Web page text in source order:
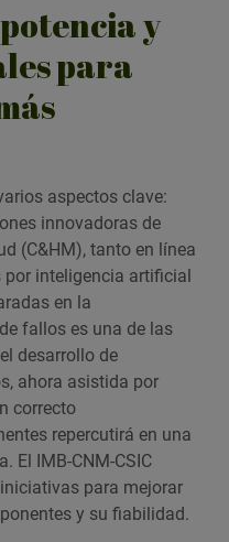
y
para
aspectos clave:
innovadoras de
(C&HM), tanto en línea
inteligencia artificial
en la
fallos es una de las
desarrollo de
ahora asistida por
correcto
repercutirá en una
El IMB-CNM-CSIC
para mejorar
y su fiabilidad.